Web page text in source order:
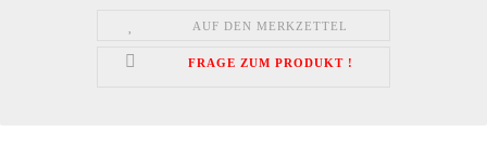
AUF DEN MERKZETTEL
FRAGE ZUM PRODUKT !